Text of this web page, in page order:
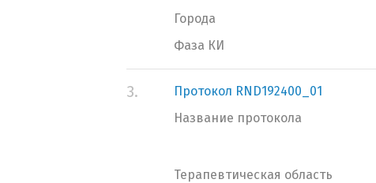
Города
Фаза КИ
3.
Протокол RND192400_01
Название протокола
Терапевтическая область